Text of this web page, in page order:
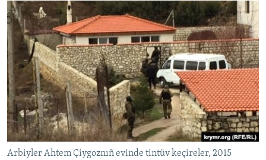
BLOGLAR
FİKİR
Русский
Українською
QOŞULIÑIZ!
Arbiyler Ahtem Çiygoznıñ evinde tintüv keçireler, 2015